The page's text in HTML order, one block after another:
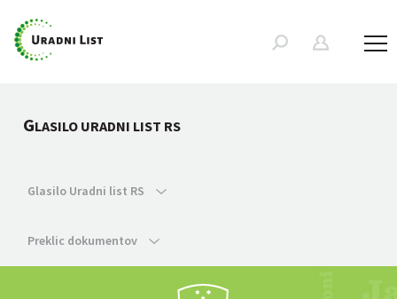
GLASILO URADNI LIST RS
Glasilo Uradni list RS
Preklic dokumentov